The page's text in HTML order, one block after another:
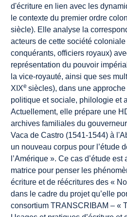
d'écriture en lien avec les
le contexte du premier ordre
siècle). Elle analyse la
acteurs de cette société
conquérants, officiers royaux)
représentation du pouvoir
la vice-royauté, ainsi que ses
XIXe siècles), dans une
politique et sociale, philologie et
Actuellement, elle prépare une
archives familiales du
Vaca de Castro (1541-1544) à
un nouveau corpus pour l’étude
l’Amérique ». Ce cas d’étude est
matrice pour penser les
écriture et de réécritures des «
dans le cadre du projet qu’elle
consortium TRANSCRIBAM ‒ «